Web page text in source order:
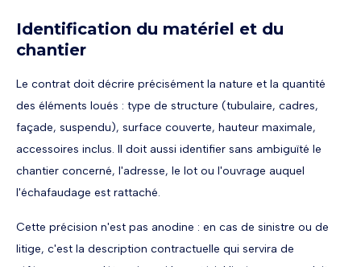
Identification du matériel et du
chantier
Le contrat doit décrire précisément la nature et la quantité
des éléments loués : type de structure (tubulaire, cadres,
façade, suspendu), surface couverte, hauteur maximale,
accessoires inclus. Il doit aussi identifier sans ambiguïté le
chantier concerné, l'adresse, le lot ou l'ouvrage auquel
l'échafaudage est rattaché.
Cette précision n'est pas anodine : en cas de sinistre ou de
litige, c'est la description contractuelle qui servira de